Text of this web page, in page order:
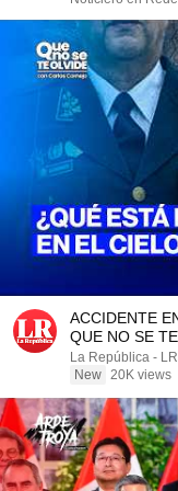
ACCIDENTE
QUE NO SE
La República -
New 20K views